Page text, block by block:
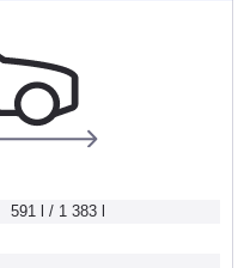
591 l / 1 383 l